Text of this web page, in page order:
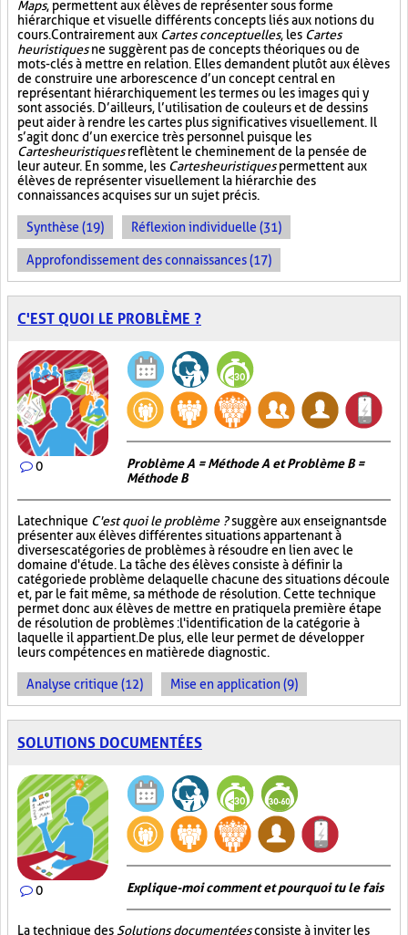
Maps, permettent aux élèves de représenter sous forme
hiérarchique et visuelle différents concepts liés aux notions du
cours. Contrairement aux Cartes conceptuelles, les Cartes
heuristiquesne suggèrent pas de concepts théoriques ou de
mots-clés à mettre en relation. Elles demandent plutôt aux élèves
de construire une arborescence d’un concept central en
représentant hiérarchiquement les termes ou les images qui y
sont associés. D’ailleurs, l’utilisation de couleurs et de dessins
peut aider à rendre les cartes plus significatives visuellement. Il
s’agit donc d’un exercice très personnel puisque les
Cartes heuristiquesreflètent le cheminement de la pensée de
leur auteur. En somme, les Cartes heuristiquespermettent aux
élèves de représenter visuellement la hiérarchie des
connaissances acquises sur un sujet précis.
Synthèse (19) Réflexion individuelle (31)
Approfondissement des connaissances (17)
C'EST QUOI LE PROBLÈME ?
0
Problème A = Méthode A et Problème B =
Méthode B
La technique C'est quoi le problème ?suggère aux enseignants de
présenter aux élèves différentes situations appartenant à
diverses catégories de problèmes à résoudre en lien avec le
domaine d'étude. La tâche des élèves consiste à définir la
catégorie de problème de laquelle chacune des situations découle
et, par le fait même, sa méthode de résolution. Cette technique
permet donc aux élèves de mettre en pratique la première étape
de résolution de problèmes : l'identification de la catégorie à
laquelle il appartient. De plus, elle leur permet de développer
leurs compétences en matière de diagnostic.
Analyse critique (12) Mise en application (9)
SOLUTIONS DOCUMENTÉES
0 Explique-moi comment et pourquoi tu le fais
La technique des Solutions documentéesconsiste à inviter les